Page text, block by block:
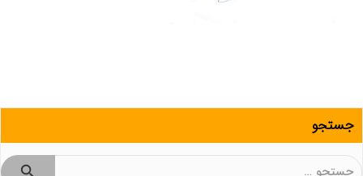
جستجو
جستجو